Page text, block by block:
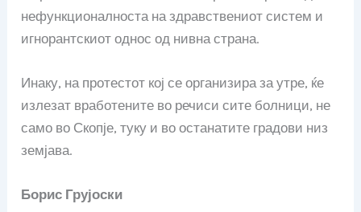
нефункционалноста на здравствениот систем и
игнорантскиот однос од нивна страна.
Инаку, на протестот кој се организира за утре, ќе
излезат вработените во речиси сите болници, не
само во Скопје, туку и во останатите градови низ
земјава.
Борис Грујоски